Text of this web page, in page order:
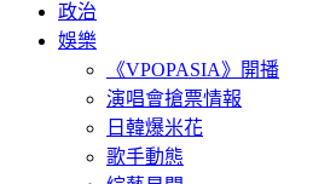
政治
娛樂
《VPOPASIA》開播
演唱會搶票情報
日韓爆米花
歌手動態